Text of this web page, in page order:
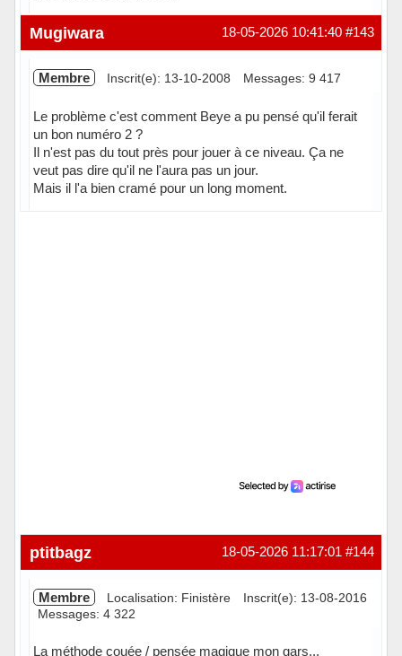
Hors ligne #143
18-05-2026 10:41:40
Mugiwara
Membre Inscrit(e): 13-10-2008 Messages: 9 417
Le problème c'est comment Beye a pu pensé qu'il ferait
un bon numéro 2 ?
Il n'est pas du tout près pour jouer à ce niveau. Ça ne
veut pas dire qu'il ne l'aura pas un jour.
Mais il l'a bien cramé pour un long moment.
#144
18-05-2026 11:17:01
ptitbagz
Membre Localisation: Finistère
Inscrit(e): 13-08-2016
Messages: 4 322
La méthode couée / pensée magique mon gars...